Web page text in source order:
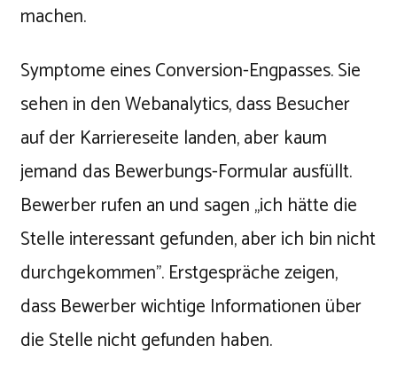
machen.
Symptome eines Conversion-Engpasses. Sie
sehen in den Webanalytics, dass Besucher
auf der Karriereseite landen, aber kaum
jemand das Bewerbungs-Formular ausfüllt.
Bewerber rufen an und sagen „ich hätte die
Stelle interessant gefunden, aber ich bin nicht
durchgekommen". Erstgespräche zeigen,
dass Bewerber wichtige Informationen über
die Stelle nicht gefunden haben.